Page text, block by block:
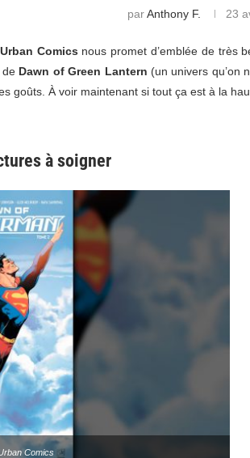
parAnthony F. 23
Urban Comics nous promet d’emblée de très
de Dawn of Green Lantern (un univers qu’on
goûts. À voir maintenant si tout ça est à la
à soigner
Comics